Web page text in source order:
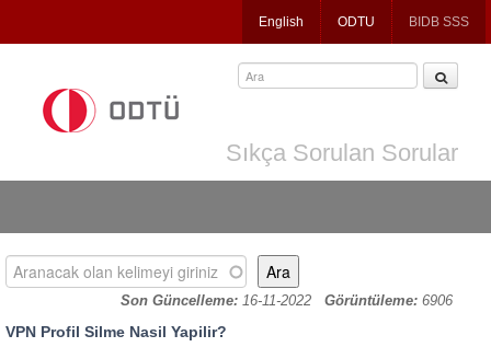
to
English ODTU BIDB SSS
Sıkça Sorulan Sorular
Son Güncelleme: 16-11-2022 Görüntüleme: 6906
Aranacak olan kelimeyi giriniz
VPN Profil Silme Nasil Yapilir?